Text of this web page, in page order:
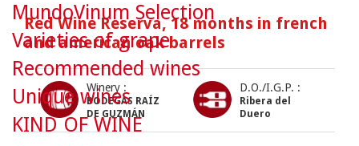
Red Wine Reserva, 18 months in french
and american oak barrels
Winery :
BODEGAS RAÍZ
DE GUZMÁN
D.O./I.G.P. :
Ribera del
Duero
MundoVinum Selection
Varieties of grape
Recommended wines
Unique wines
KIND OF WINE